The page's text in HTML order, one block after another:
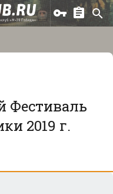
2019 г.